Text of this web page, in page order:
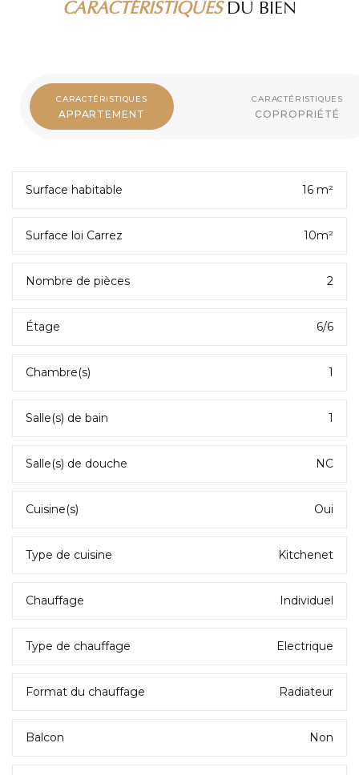
CARACTÉRISTIQUESDU BIEN
CARACTÉRISTIQUES
APPARTEMENT
CARACTÉRISTIQUES
COPROPRIÉTÉ
Surface habitable 16 m²
Surface loi Carrez 10m²
Nombre de pièces 2
Étage 6/6
Chambre(s) 1
Salle(s) de bain 1
Salle(s) de douche NC
Cuisine(s) Oui
Type de cuisine Kitchenet
Chauffage Individuel
Type de chauffage Electrique
Format du chauffage Radiateur
Balcon Non